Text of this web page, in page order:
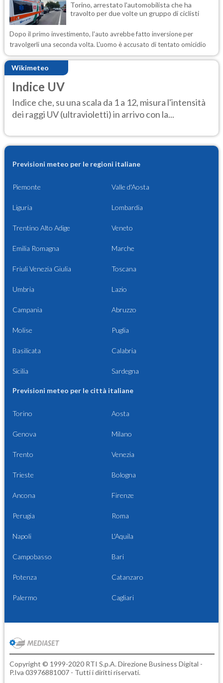
Torino, arrestato l'automobilista che ha
travolto per due volte un gruppo di ciclisti
Dopo il primo investimento, l'auto avrebbe fatto inversione per
travolgerli una seconda volta. L'uomo è accusato di tentato omicidio
Wikimeteo
Indice UV
Indice che, su una scala da 1 a 12, misura l'intensità
dei raggi UV (ultravioletti) in arrivo con la...
Previsioni meteo per le regioni italiane
Piemonte Valle d'Aosta
Liguria Lombardia
Trentino Alto Adige Veneto
Emilia Romagna Marche
Friuli Venezia Giulia Toscana
Umbria Lazio
Campania Abruzzo
Molise Puglia
Basilicata Calabria
Sicilia Sardegna
Previsioni meteo per le città italiane
Torino Aosta
Genova Milano
Trento Venezia
Trieste Bologna
Ancona Firenze
Perugia Roma
Napoli L'Aquila
Campobasso Bari
Potenza Catanzaro
Palermo Cagliari
Copyright © 1999-2020 RTI S.p.A. Direzione Business Digital -
P.Iva 03976881007 - Tutti i diritti riservati.